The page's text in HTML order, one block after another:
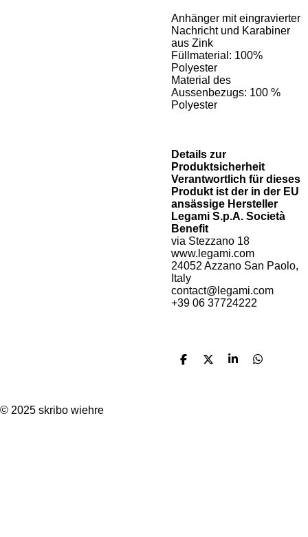
Anhänger mit eingravierter
Nachricht und Karabiner
aus Zink
Füllmaterial: 100%
Polyester
Material des
Aussenbezugs: 100 %
Polyester
Details zur
Produktsicherheit
Verantwortlich für dieses
Produkt ist der in der EU
ansässige Hersteller
Legami S.p.A. Società
Benefit
via Stezzano 18
www.legami.com
24052 Azzano San Paolo,
Italy
contact@legami.com
+39 06 37724222
T
T
T
T
© 2025 skribo wiehre